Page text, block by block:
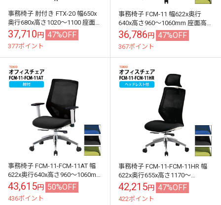
事務椅子 肘付き FTX-20 幅650x
奥行680x高さ1020～1100 座面高
445～525mm ビニールレザー 肘
付 オフ...
37,710円 47%OFF
377ポイント
事務椅子 FCM-11 幅622x奥行
640x高さ960～1060mm 座面高
435～535mm オフィスチェア デ
スクチェア 高...
36,786円 47%OFF
367ポイント
事務椅子 FCM-11-FCM-11AT 幅
622x奥行640x高さ960～1060mm
座面高435～535mm 肘付 オフィ
43,615円 50%OFF
436ポイント
事務椅子 FCM-11-FCM-11HR 幅
622x奥行655x高さ1170～
1270mm 座面高435～535mm ヘ
ッドレスト...
42,215円 47%OFF
422ポイント